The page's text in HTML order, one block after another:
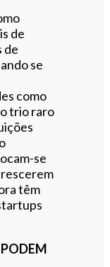
de
de
se
como
trio raro
se
têm
PODEM